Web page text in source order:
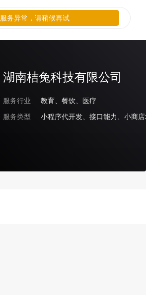
湖南桔兔科技有限公司
服务行业
教育、餐饮、医疗
服务类型
小程序代开发、接口能力、小商
服务异常，请稍候再试